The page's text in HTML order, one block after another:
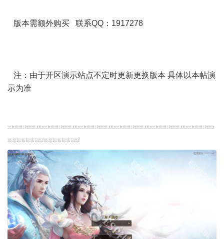
版本需额外购买 联系QQ：1917278
注：由于开区演示站点不定时更新更换版本 具体以本帖演
示为准
==============================================
================